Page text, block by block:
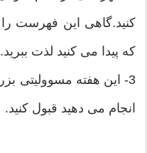
کنید.گاهی این فهرست
که پیدا می کنید لذت ببرید.
3- این هفته مسوولیتی
انجام می دهید قبول کنید.